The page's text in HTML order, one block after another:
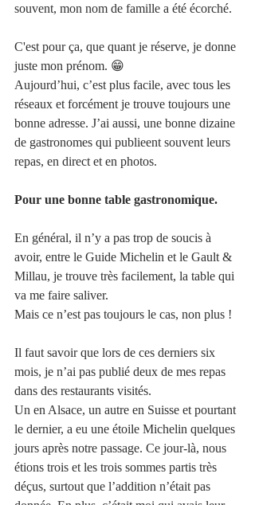
souvent, mon nom de famille a été écorché.
C'est pour ça, que quant je réserve, je donne
juste mon prénom. 😁
Aujourd’hui, c’est plus facile, avec tous les
réseaux et forcément je trouve toujours une
bonne adresse. J’ai aussi, une bonne dizaine
de gastronomes qui publieent souvent leurs
repas, en direct et en photos.
Pour une bonne table gastronomique.
En général, il n’y a pas trop de soucis à
avoir, entre le Guide Michelin et le Gault &
Millau, je trouve très facilement, la table qui
va me faire saliver.
Mais ce n’est pas toujours le cas, non plus !
Il faut savoir que lors de ces derniers six
mois, je n’ai pas publié deux de mes repas
dans des restaurants visités.
Un en Alsace, un autre en Suisse et pourtant
le dernier, a eu une étoile Michelin quelques
jours après notre passage. Ce jour-là, nous
étions trois et les trois sommes partis très
déçus, surtout que l’addition n’était pas